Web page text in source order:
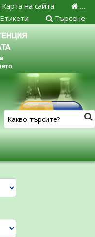
…
Карта на сайта
Търсене
Етикети